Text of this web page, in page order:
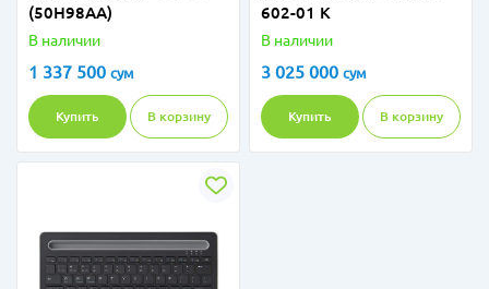
(50H98AA)
В наличии
1 337 500 сум
Купить В корзину
602-01 К
В наличии
3 025 000 сум
Купить В корзину